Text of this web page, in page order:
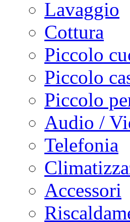
Lavaggio
Cottura
Piccolo
Piccolo
Piccolo
Audio /
Telefonia
Accessori